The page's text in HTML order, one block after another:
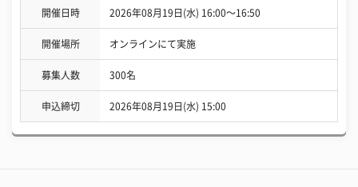
開催日時 2026年08月19日(水) 16:00〜16:50
開催場所 オンラインにて実施
募集人数 300名
申込締切 2026年08月19日(水) 15:00